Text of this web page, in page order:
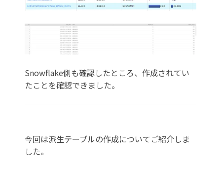
Snowflake側も確認したところ、作成されてい
たことを確認できました。
今回は派生テーブルの作成についてご紹介しま
した。